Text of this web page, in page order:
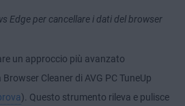
Edge per cancellare i dati del browser
un approccio più avanzato
Cleaner di AVG PC TuneUp
). Questo strumento rileva e pulisce